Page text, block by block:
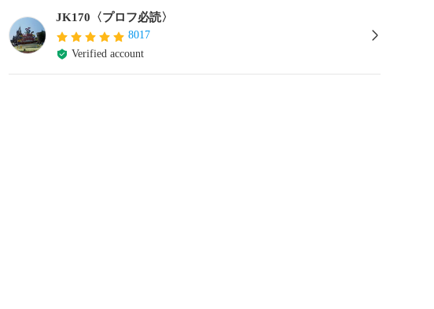
JK170〈プロフ必読〉
8017
Verified account